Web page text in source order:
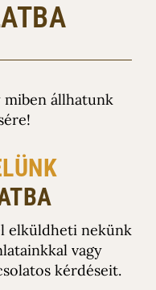
miben állhatunk
elküldheti nekünk
vagy
kérdéseit.